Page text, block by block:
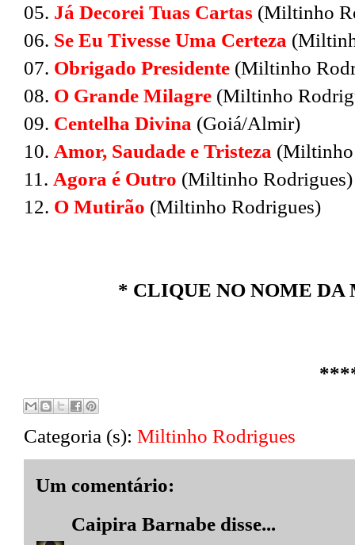
05. Já Decorei Tuas Cartas (Miltinho
06. Se Eu Tivesse Uma Certeza
07. Obrigado Presidente (Miltinho
08. O Grande Milagre (Miltinho
09. Centelha Divina (Goiá/Almir)
10. Amor, Saudade e Tristeza (Miltinho
11. Agora é Outro (Miltinho Rodrigues)
12. O Mutirão (Miltinho Rodrigues)
* CLIQUE NO NOME DA
Categoria (s): Miltinho Rodrigues
Um comentário:
Caipira Barnabe disse...